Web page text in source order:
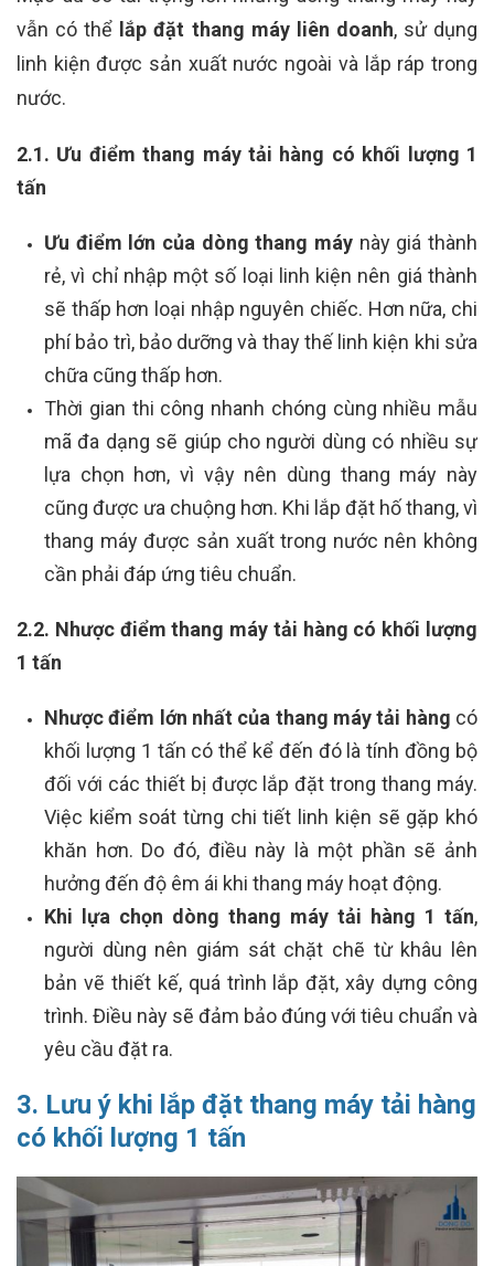
vẫn có thể lắp đặt thang máy liên doanh, sử dụng
linh kiện được sản xuất nước ngoài và lắp ráp trong
nước.
2.1. Ưu điểm thang máy tải hàng có khối lượng 1
tấn
Ưu điểm lớn của dòng thang máy này giá thành
rẻ, vì chỉ nhập một số loại linh kiện nên giá thành
sẽ thấp hơn loại nhập nguyên chiếc. Hơn nữa, chi
phí bảo trì, bảo dưỡng và thay thế linh kiện khi sửa
chữa cũng thấp hơn.
Thời gian thi công nhanh chóng cùng nhiều mẫu
mã đa dạng sẽ giúp cho người dùng có nhiều sự
lựa chọn hơn, vì vậy nên dùng thang máy này
cũng được ưa chuộng hơn. Khi lắp đặt hố thang, vì
thang máy được sản xuất trong nước nên không
cần phải đáp ứng tiêu chuẩn.
2.2. Nhược điểm thang máy tải hàng có khối lượng
1 tấn
Nhược điểm lớn nhất của thang máy tải hàng có
khối lượng 1 tấn có thể kể đến đó là tính đồng bộ
đối với các thiết bị được lắp đặt trong thang máy.
Việc kiểm soát từng chi tiết linh kiện sẽ gặp khó
khăn hơn. Do đó, điều này là một phần sẽ ảnh
hưởng đến độ êm ái khi thang máy hoạt động.
Khi lựa chọn dòng thang máy tải hàng 1 tấn,
người dùng nên giám sát chặt chẽ từ khâu lên
bản vẽ thiết kế, quá trình lắp đặt, xây dựng công
trình. Điều này sẽ đảm bảo đúng với tiêu chuẩn và
yêu cầu đặt ra.
3. Lưu ý khi lắp đặt thang máy tải hàng
có khối lượng 1 tấn